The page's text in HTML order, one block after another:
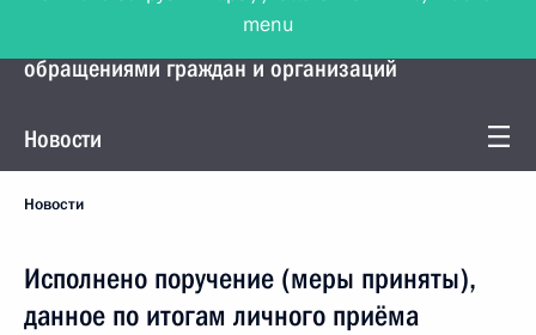
Управление Президента по работе с
обращениями граждан и организаций
Новости
Новости
Исполнено поручение (меры приняты),
данное по итогам личного приёма
menu